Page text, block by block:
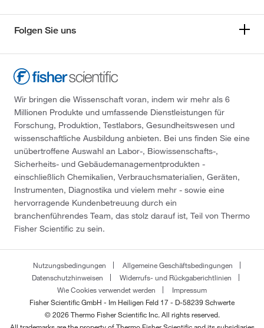
Folgen Sie uns
Wir bringen die Wissenschaft voran, indem wir mehr als 6
Millionen Produkte und umfassende Dienstleistungen für
Forschung, Produktion, Testlabors, Gesundheitswesen und
wissenschaftliche Ausbildung anbieten. Bei uns finden Sie eine
unübertroffene Auswahl an Labor-, Biowissenschafts-,
Sicherheits- und Gebäudemanagementprodukten -
einschließlich Chemikalien, Verbrauchsmaterialien, Geräten,
Instrumenten, Diagnostika und vielem mehr - sowie eine
hervorragende Kundenbetreuung durch ein
branchenführendes Team, das stolz darauf ist, Teil von Thermo
Fisher Scientific zu sein.
Nutzungsbedingungen
Allgemeine Geschäftsbedingungen
Datenschutzhinweisen
Widerrufs- und Rückgaberichtlinien
Wie Cookies verwendet werden
Impressum
Fisher Scientific GmbH - Im Heiligen Feld 17 - D-58239 Schwerte
© 2026 Thermo Fisher Scientific Inc. All rights reserved.